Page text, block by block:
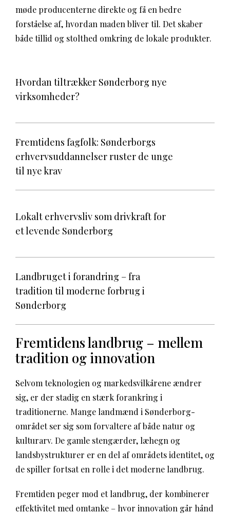
møde producenterne direkte og få en bedre
forståelse af, hvordan maden bliver til. Det skaber
både tillid og stolthed omkring de lokale produkter.
Hvordan tiltrækker Sønderborg nye
virksomheder?
Fremtidens fagfolk: Sønderborgs
erhvervsuddannelser ruster de unge
til nye krav
Lokalt erhvervsliv som drivkraft for
et levende Sønderborg
Landbruget i forandring – fra
tradition til moderne forbrug i
Sønderborg
Fremtidens landbrug – mellem
tradition og innovation
Selvom teknologien og markedsvilkårene ændrer
sig, er der stadig en stærk forankring i
traditionerne. Mange landmænd i Sønderborg-
området ser sig som forvaltere af både natur og
kulturarv. De gamle stengærder, læhegn og
landsbystrukturer er en del af områdets identitet, og
de spiller fortsat en rolle i det moderne landbrug.
Fremtiden peger mod et landbrug, der kombinerer
effektivitet med omtanke – hvor innovation går hånd